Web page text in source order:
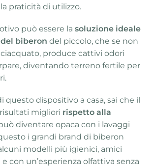
praticità di utilizzo.
può essere la soluzione ideale
biberon del piccolo, che se non
produce cattivi odori
diventando terreno fertile per
questo dispositivo a casa, sai che il
migliori rispetto alla
diventare opaca con i lavaggi
i grandi brand di biberon
modelli più igienici, amici
con un’esperienza olfattiva senza